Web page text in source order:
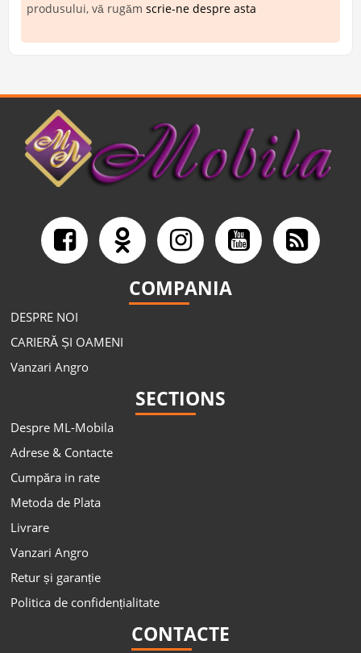
produsului, vă rugăm scrie-ne despre asta
COMPANIA
DESPRE NOI
CARIERĂ ȘI OAMENI
Vanzari Angro
SECTIONS
Despre ML-Mobila
Adrese & Contacte
Cumpăra in rate
Metoda de Plata
Livrare
Vanzari Angro
Retur și garanție
Politica de confidențialitate
CONTACTE